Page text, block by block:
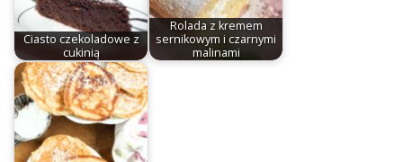
Ciasto czekoladowe z
cukinią
Rolada z kremem
sernikowym i czarnymi
malinami